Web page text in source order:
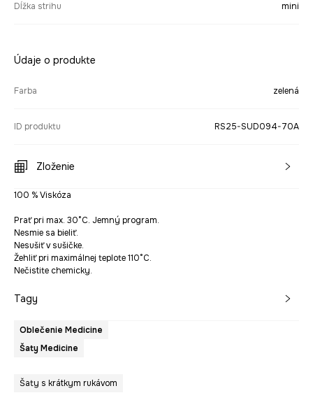
Dĺžka strihu mini
Údaje o produkte
Farba zelená
ID produktu RS25-SUD094-70A
Zloženie
100 % Viskóza
Prať pri max. 30°C. Jemný program.
Nesmie sa bieliť.
Nesušiť v sušičke.
Žehliť pri maximálnej teplote 110°C.
Nečistite chemicky.
Tagy
Oblečenie Medicine
Šaty Medicine
Šaty s krátkym rukávom